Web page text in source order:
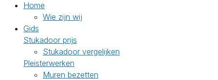
Home
Wie zijn wij
Gids
Stukadoor prijs
Stukadoor vergelijken
Pleisterwerken
Muren bezetten